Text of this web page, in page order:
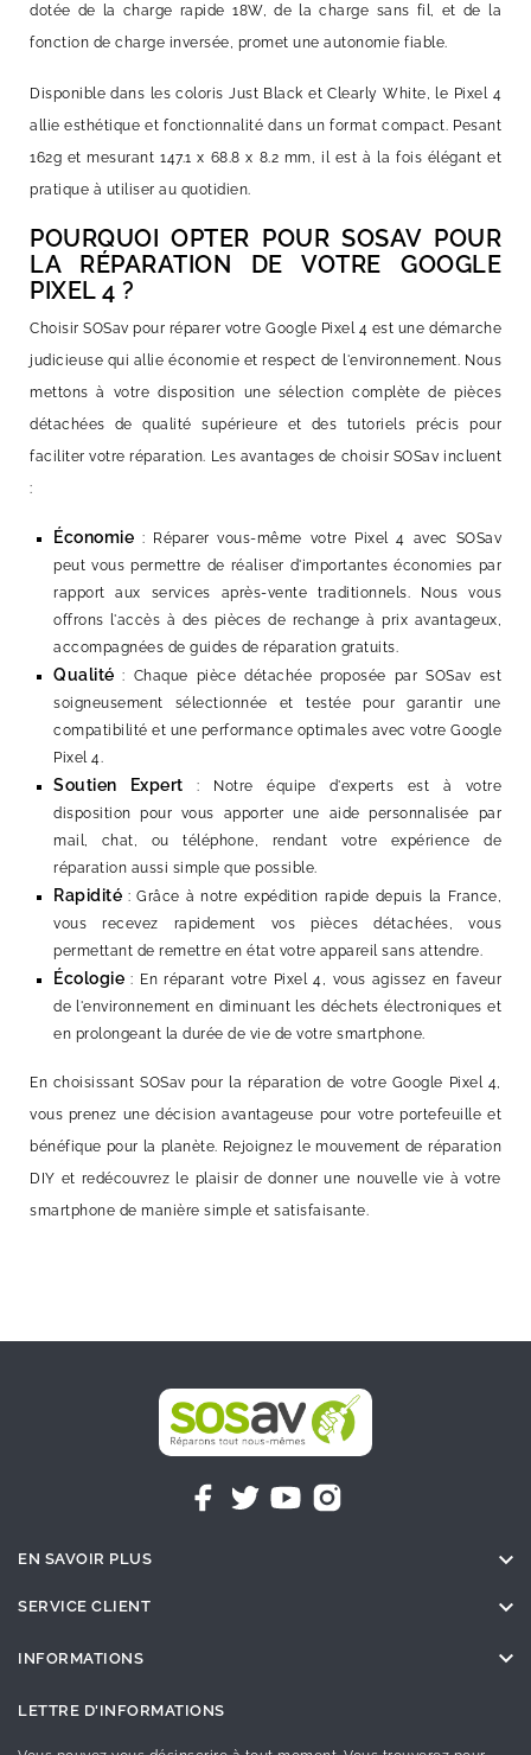
dotée de la charge rapide 18W, de la charge sans fil, et de la
fonction de charge inversée, promet une autonomie fiable.
Disponible dans les coloris Just Black et Clearly White, le Pixel 4
allie esthétique et fonctionnalité dans un format compact. Pesant
162g et mesurant 147.1 x 68.8 x 8.2 mm, il est à la fois élégant et
pratique à utiliser au quotidien.
POURQUOI OPTER POUR SOSAV POUR
LA RÉPARATION DE VOTRE GOOGLE
PIXEL 4 ?
Choisir SOSav pour réparer votre Google Pixel 4 est une démarche
judicieuse qui allie économie et respect de l'environnement. Nous
mettons à votre disposition une sélection complète de pièces
détachées de qualité supérieure et des tutoriels précis pour
faciliter votre réparation. Les avantages de choisir SOSav incluent
:
Économie : Réparer vous-même votre Pixel 4 avec SOSav
peut vous permettre de réaliser d'importantes économies par
rapport aux services après-vente traditionnels. Nous vous
offrons l'accès à des pièces de rechange à prix avantageux,
accompagnées de guides de réparation gratuits.
Qualité : Chaque pièce détachée proposée par SOSav est
soigneusement sélectionnée et testée pour garantir une
compatibilité et une performance optimales avec votre Google
Pixel 4.
Soutien Expert : Notre équipe d'experts est à votre
disposition pour vous apporter une aide personnalisée par
mail, chat, ou téléphone, rendant votre expérience de
réparation aussi simple que possible.
Rapidité : Grâce à notre expédition rapide depuis la France,
vous recevez rapidement vos pièces détachées, vous
permettant de remettre en état votre appareil sans attendre.
Écologie : En réparant votre Pixel 4, vous agissez en faveur
de l'environnement en diminuant les déchets électroniques et
en prolongeant la durée de vie de votre smartphone.
En choisissant SOSav pour la réparation de votre Google Pixel 4,
vous prenez une décision avantageuse pour votre portefeuille et
bénéfique pour la planète. Rejoignez le mouvement de réparation
DIY et redécouvrez le plaisir de donner une nouvelle vie à votre
smartphone de manière simple et satisfaisante.
EN SAVOIR PLUS 
SERVICE CLIENT 
INFORMATIONS 
LETTRE D'INFORMATIONS